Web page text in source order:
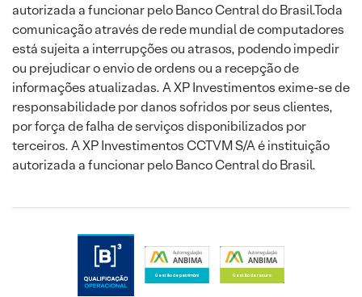
autorizada a funcionar pelo Banco Central do Brasil.Toda
comunicação através de rede mundial de computadores
está sujeita a interrupções ou atrasos, podendo impedir
ou prejudicar o envio de ordens ou a recepção de
informações atualizadas. A XP Investimentos exime-se de
responsabilidade por danos sofridos por seus clientes,
por força de falha de serviços disponibilizados por
terceiros. A XP Investimentos CCTVM S/A é instituição
autorizada a funcionar pelo Banco Central do Brasil.